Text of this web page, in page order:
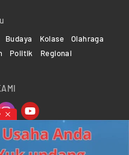
Budaya Kolase
Olahraga
Politik Regional
| All rights